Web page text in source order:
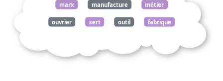
marx manufacture métier
ouvrier sert outil fabrique
instrument travail part